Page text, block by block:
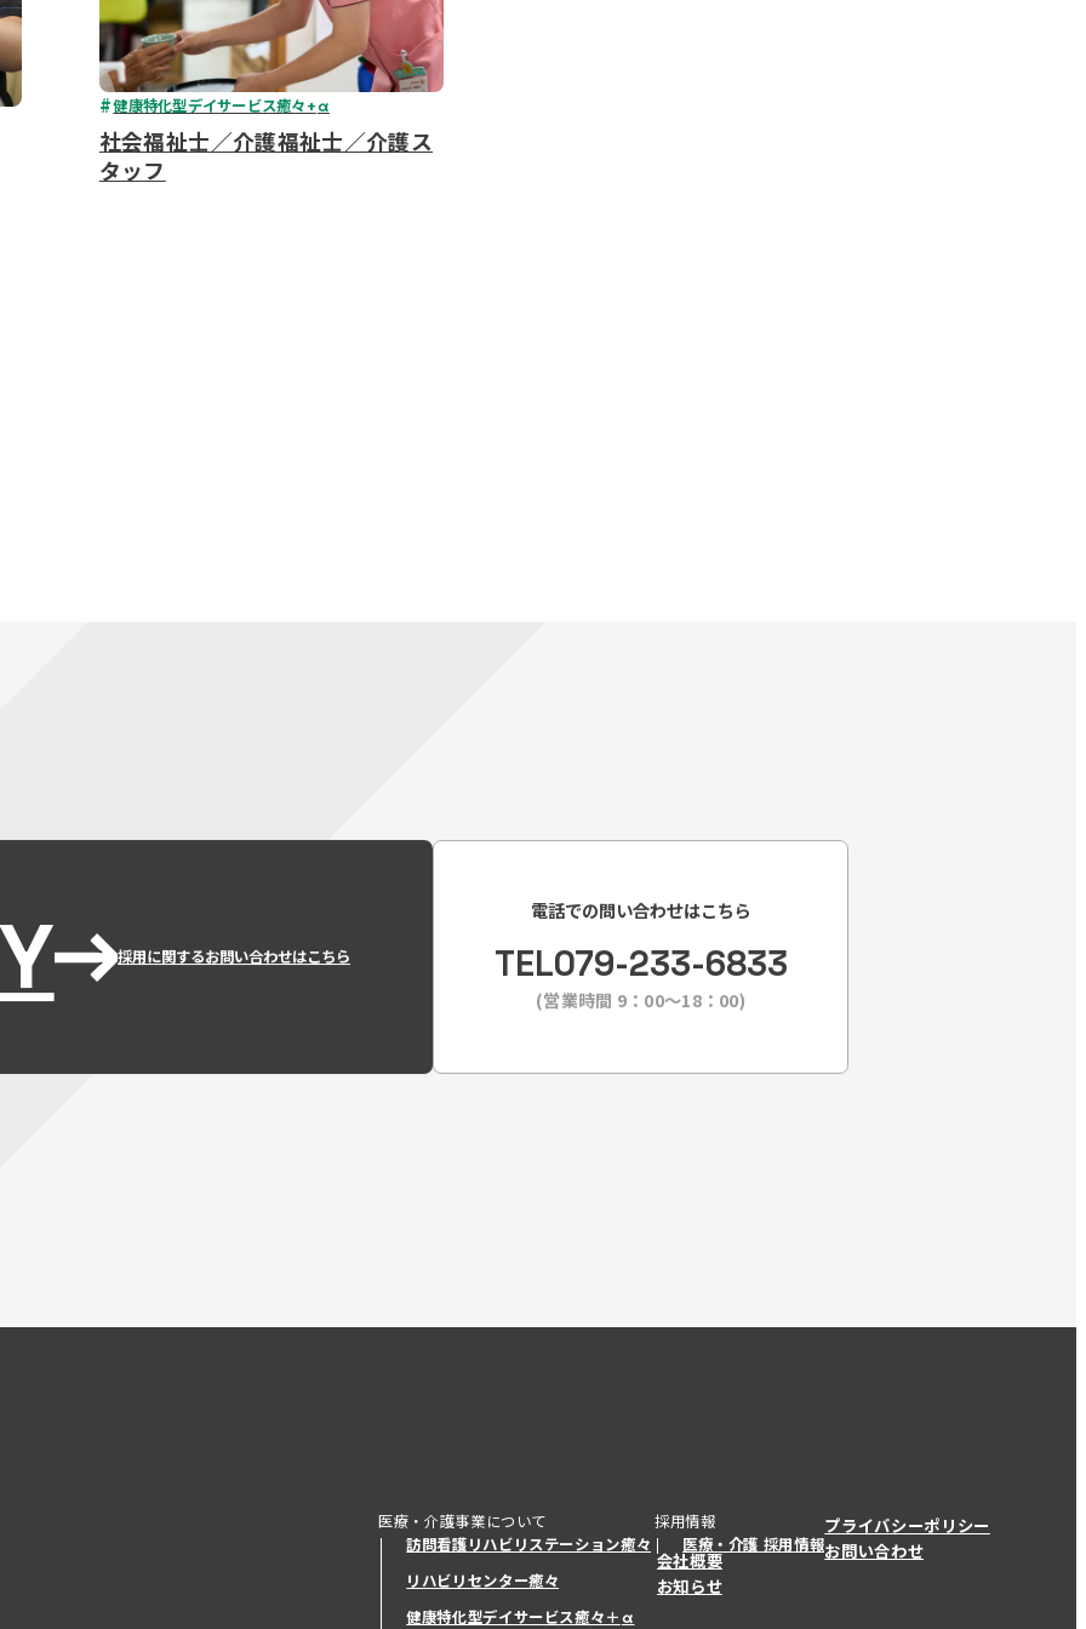
健康特化型デイサービス癒々+α
社会福祉士／介護福祉士／介護ス
タッフ
採用に関するお問い合わせはこちら
電話での問い合わせはこちら
TEL079-233-6833
(営業時間 9：00〜18：00)
医療・介護事業について
訪問看護リハビリステーション癒々
リハビリセンター癒々
健康特化型デイサービス癒々＋α
採用情報
医療・介護 採用情報
会社概要
お知らせ
プライバシーポリシー
お問い合わせ